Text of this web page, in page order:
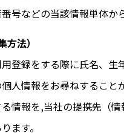
号などの当該情報単体か
法）
登録をする際に氏名、生
人情報をお尋ねするこ
情報を,当社の提携先（
ます。